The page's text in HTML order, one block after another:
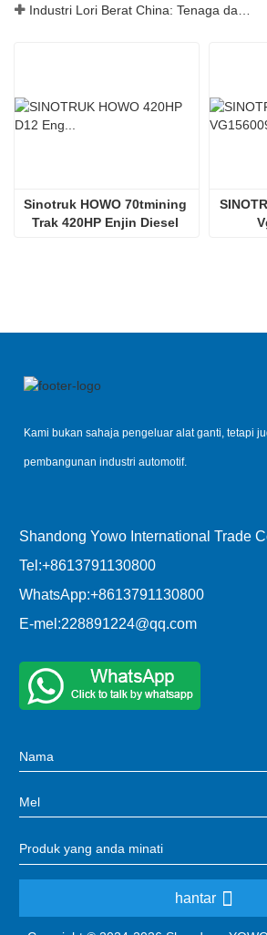
Sinotruk HOWO 70tmining
Trak 420HP Enjin Diesel
Kami bukan sahaja pengeluar alat ganti, tetapi
pembangunan industri automotif.
Shandong Yowo International Trade
Tel:+8613791130800
WhatsApp:+8613791130800
E-mel:228891224@qq.com
hantar